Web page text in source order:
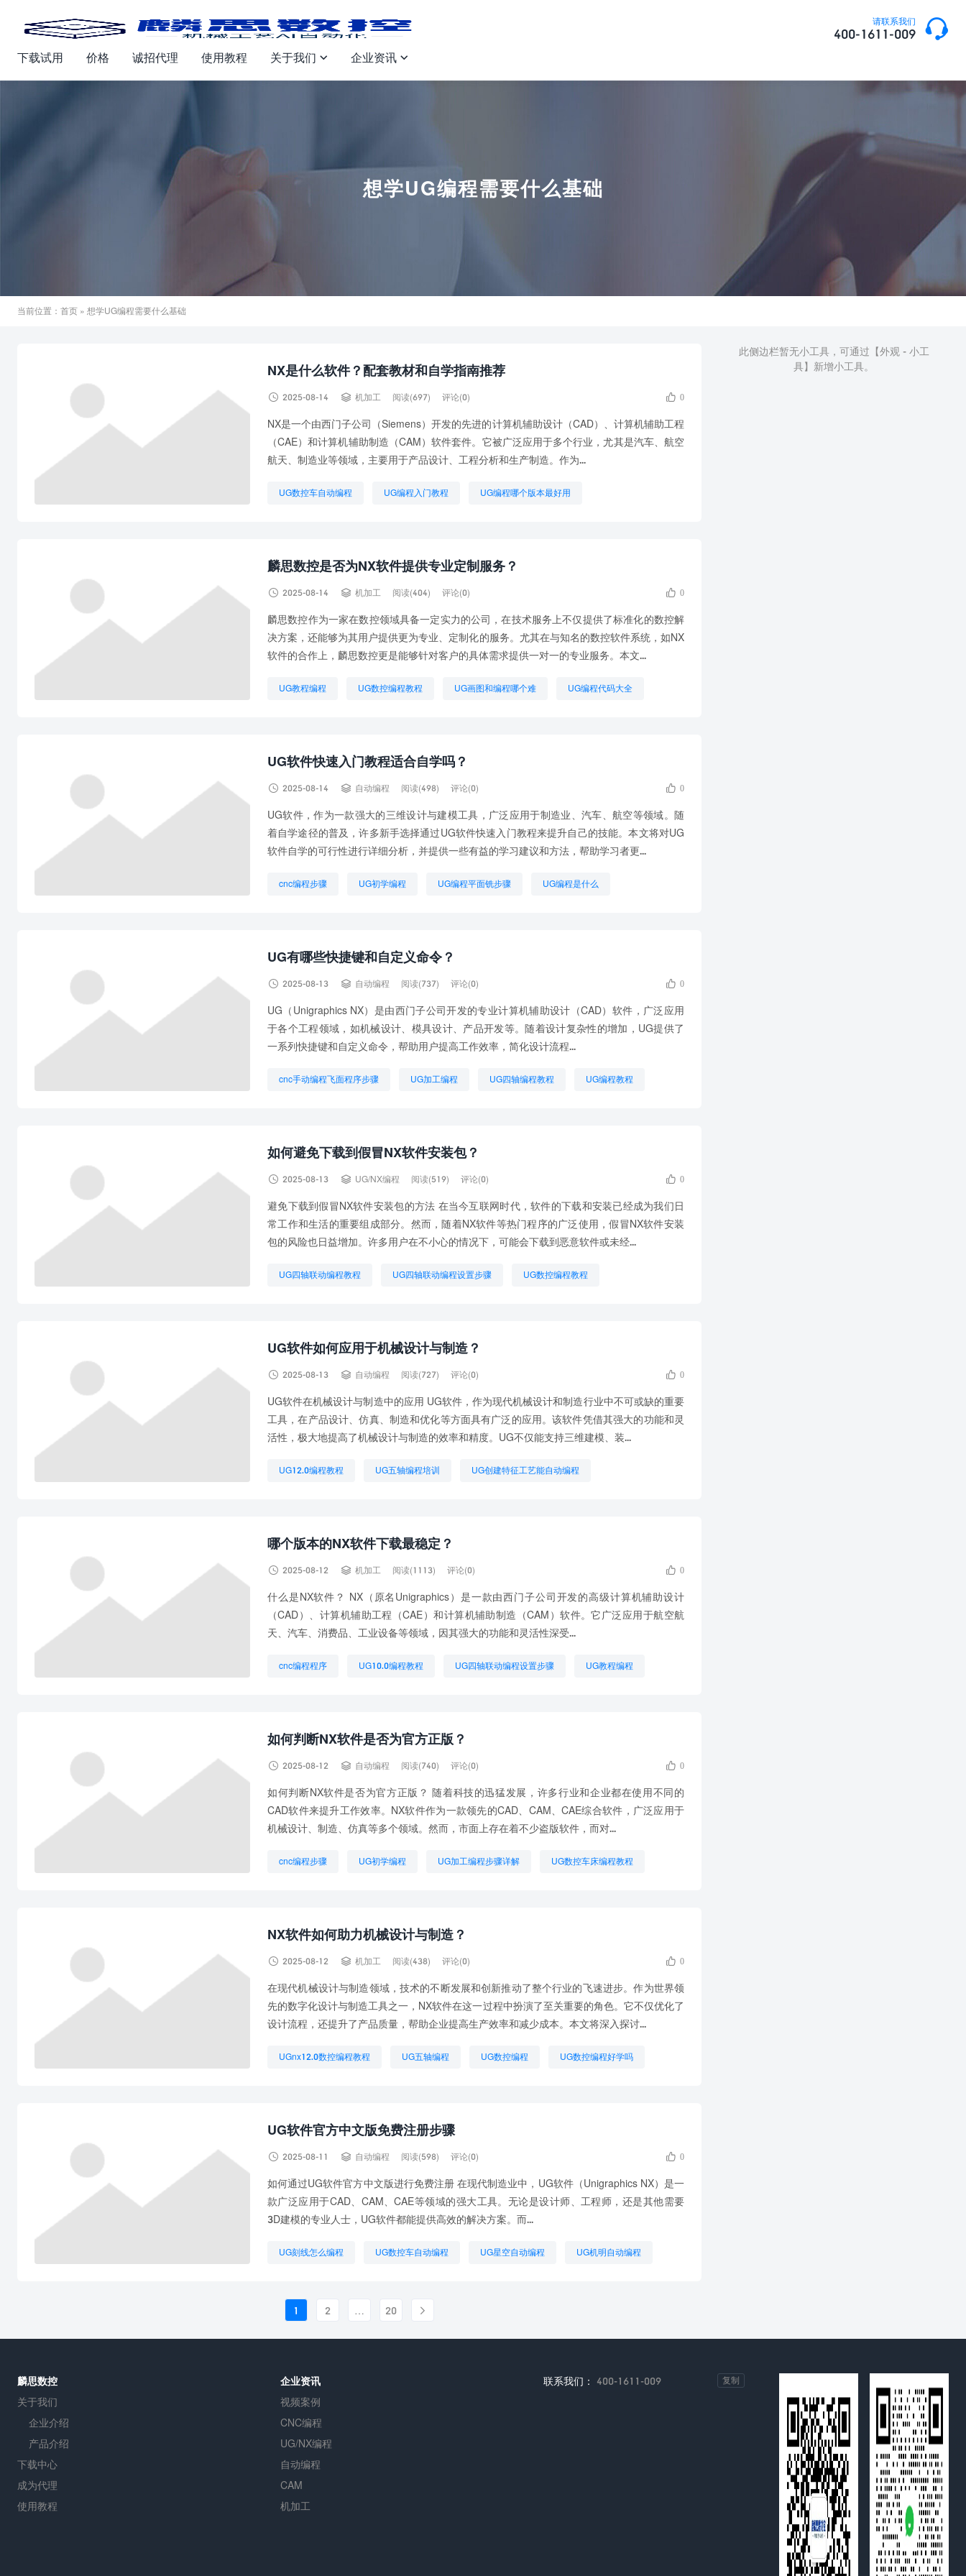
请联系我们
400-1611-009 
下载试用 价格 诚招代理 使用教程 关于我们  企业资讯 
想学UG编程需要什么基础
当前位置： 首页 » 想学UG编程需要什么基础
NX是什么软件？配套教材和自学指南推荐
 2025-08-14  机加工 阅读(697) 评论(0)  0
NX是一个由西门子公司（Siemens）开发的先进的计算机辅助设计（CAD）、计算机辅助工程
（CAE）和计算机辅助制造（CAM）软件套件。它被广泛应用于多个行业，尤其是汽车、航空
航天、制造业等领域，主要用于产品设计、工程分析和生产制造。作为...
UG数控车自动编程 UG编程入门教程 UG编程哪个版本最好用
麟思数控是否为NX软件提供专业定制服务？
 2025-08-14  机加工 阅读(404) 评论(0)  0
麟思数控作为一家在数控领域具备一定实力的公司，在技术服务上不仅提供了标准化的数控解
决方案，还能够为其用户提供更为专业、定制化的服务。尤其在与知名的数控软件系统，如NX
软件的合作上，麟思数控更是能够针对客户的具体需求提供一对一的专业服务。本文...
UG教程编程 UG数控编程教程 UG画图和编程哪个难 UG编程代码大全
UG软件快速入门教程适合自学吗？
 2025-08-14  自动编程 阅读(498) 评论(0)  0
UG软件，作为一款强大的三维设计与建模工具，广泛应用于制造业、汽车、航空等领域。随
着自学途径的普及，许多新手选择通过UG软件快速入门教程来提升自己的技能。本文将对UG
软件自学的可行性进行详细分析，并提供一些有益的学习建议和方法，帮助学习者更...
cnc编程步骤 UG初学编程 UG编程平面铣步骤 UG编程是什么
UG有哪些快捷键和自定义命令？
 2025-08-13  自动编程 阅读(737) 评论(0)  0
UG（Unigraphics NX）是由西门子公司开发的专业计算机辅助设计（CAD）软件，广泛应用
于各个工程领域，如机械设计、模具设计、产品开发等。随着设计复杂性的增加，UG提供了
一系列快捷键和自定义命令，帮助用户提高工作效率，简化设计流程...
cnc手动编程飞面程序步骤 UG加工编程 UG四轴编程教程 UG编程教程
如何避免下载到假冒NX软件安装包？
 2025-08-13  UG/NX编程 阅读(519) 评论(0)  0
避免下载到假冒NX软件安装包的方法 在当今互联网时代，软件的下载和安装已经成为我们日
常工作和生活的重要组成部分。然而，随着NX软件等热门程序的广泛使用，假冒NX软件安装
包的风险也日益增加。许多用户在不小心的情况下，可能会下载到恶意软件或未经...
UG四轴联动编程教程 UG四轴联动编程设置步骤 UG数控编程教程
UG软件如何应用于机械设计与制造？
 2025-08-13  自动编程 阅读(727) 评论(0)  0
UG软件在机械设计与制造中的应用 UG软件，作为现代机械设计和制造行业中不可或缺的重要
工具，在产品设计、仿真、制造和优化等方面具有广泛的应用。该软件凭借其强大的功能和灵
活性，极大地提高了机械设计与制造的效率和精度。UG不仅能支持三维建模、装...
UG12.0编程教程 UG五轴编程培训 UG创建特征工艺能自动编程
哪个版本的NX软件下载最稳定？
 2025-08-12  机加工 阅读(1113) 评论(0)  0
什么是NX软件？ NX（原名Unigraphics）是一款由西门子公司开发的高级计算机辅助设计
（CAD）、计算机辅助工程（CAE）和计算机辅助制造（CAM）软件。它广泛应用于航空航
天、汽车、消费品、工业设备等领域，因其强大的功能和灵活性深受...
cnc编程程序 UG10.0编程教程 UG四轴联动编程设置步骤 UG教程编程
如何判断NX软件是否为官方正版？
 2025-08-12  自动编程 阅读(740) 评论(0)  0
如何判断NX软件是否为官方正版？ 随着科技的迅猛发展，许多行业和企业都在使用不同的
CAD软件来提升工作效率。NX软件作为一款领先的CAD、CAM、CAE综合软件，广泛应用于
机械设计、制造、仿真等多个领域。然而，市面上存在着不少盗版软件，而对...
cnc编程步骤 UG初学编程 UG加工编程步骤详解 UG数控车床编程教程
NX软件如何助力机械设计与制造？
 2025-08-12  机加工 阅读(438) 评论(0)  0
在现代机械设计与制造领域，技术的不断发展和创新推动了整个行业的飞速进步。作为世界领
先的数字化设计与制造工具之一，NX软件在这一过程中扮演了至关重要的角色。它不仅优化了
设计流程，还提升了产品质量，帮助企业提高生产效率和减少成本。本文将深入探讨...
UGnx12.0数控编程教程 UG五轴编程 UG数控编程 UG数控编程好学吗
UG软件官方中文版免费注册步骤
 2025-08-11  自动编程 阅读(598) 评论(0)  0
如何通过UG软件官方中文版进行免费注册 在现代制造业中，UG软件（Unigraphics NX）是一
款广泛应用于CAD、CAM、CAE等领域的强大工具。无论是设计师、工程师，还是其他需要
3D建模的专业人士，UG软件都能提供高效的解决方案。而...
UG刻线怎么编程 UG数控车自动编程 UG星空自动编程 UG机明自动编程
1 2 … 20 
此侧边栏暂无小工具，可通过【外观 - 小工
具】新增小工具。
麟思数控
关于我们
企业介绍
产品介绍
下载中心
成为代理
使用教程
企业资讯
视频案例
CNC编程
UG/NX编程
自动编程
CAM
机加工
联系我们： 400-1611-009 复制